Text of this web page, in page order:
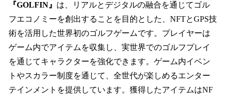
『GOLFIN』 は、リアルとデジタルの融合を通じてゴル
フエコノミーを創出することを目的とした、NFTとGPS技
術を活用した世界初のゴルフゲームです。プレイヤーは
ゲーム内でアイテムを収集し、実世界でのゴルフプレイ
を通じてキャラクターを強化できます。ゲーム内イベン
トやスカラー制度を通じて、全世代が楽しめるエンター
テインメントを提供しています。獲得したアイテムはNF